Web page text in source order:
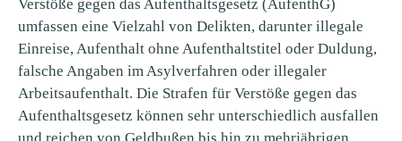
Verstöße gegen das Aufenthaltsgesetz (AufenthG)
umfassen eine Vielzahl von Delikten, darunter illegale
Einreise, Aufenthalt ohne Aufenthaltstitel oder Duldung,
falsche Angaben im Asylverfahren oder illegaler
Arbeitsaufenthalt. Die Strafen für Verstöße gegen das
Aufenthaltsgesetz können sehr unterschiedlich ausfallen